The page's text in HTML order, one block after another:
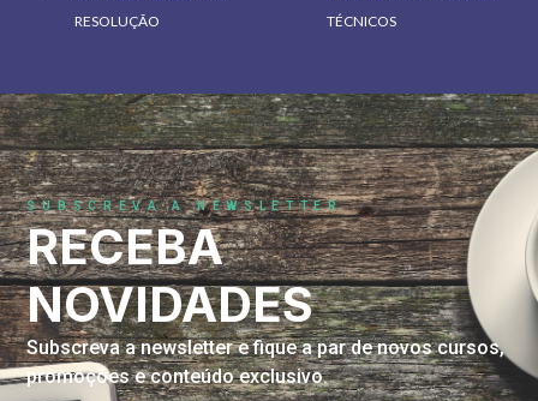
RESOLUÇÃO
TÉCNICOS
SUBSCREVA A NEWSLETTER
RECEBA
NOVIDADES
Subscreva a newsletter e fique a par de novos cursos,
promoções e conteúdo exclusivo.